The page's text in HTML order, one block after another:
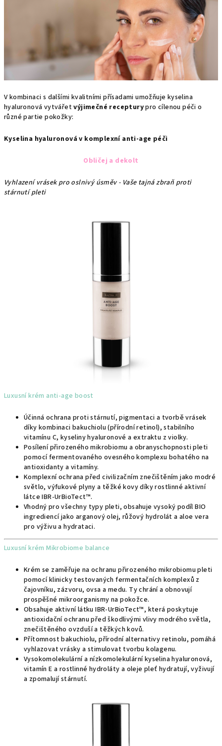
V kombinaci s dalšími kvalitními přísadami umožňuje kyselina
hyaluronová vytvářetvýjimečné recepturypro cílenou péči o
různé partie pokožky:
Kyselina hyaluronová v komplexní anti-age péči
Obličej a dekolt
Vyhlazení vrásek pro oslnivý úsměv - Vaše tajná zbraň proti
stárnutí pleti
Luxusní krém anti-age boost
Účinná ochrana proti stárnutí, pigmentaci a tvorbě vrásek
díky kombinaci bakuchiolu (přírodní retinol), stabilního
vitamínu C, kyseliny hyaluronové a extraktu z violky.
Posílení přirozeného mikrobiomu a obranyschopnosti pleti
pomocí fermentovaného ovesného komplexu bohatého na
antioxidanty a vitamíny.
Komplexní ochrana před civilizačním znečištěním jako modré
světlo, výfukové plyny a těžké kovy díky rostlinné aktivní
látce IBR-UrBioTect™.
Vhodný pro všechny typy pleti, obsahuje vysoký podíl BIO
ingrediencí jako arganový olej, růžový hydrolát a aloe vera
pro výživu a hydrataci.
Luxusní krém Mikrobiome balance
Krém se zaměřuje na ochranu přirozeného mikrobiomu pleti
pomocí klinicky testovaných fermentačních komplexů z
čajovníku, zázvoru, ovsa a medu. Ty chrání a obnovují
prospěšné mikroorganismy na pokožce.
Obsahuje aktivní látku IBR-UrBioTect™, která poskytuje
antioxidační ochranu před škodlivými vlivy modrého světla,
znečištěného ovzduší a těžkých kovů.
Přítomnost bakuchiolu, přírodní alternativy retinolu, pomáhá
vyhlazovat vrásky a stimulovat tvorbu kolagenu.
Vysokomolekulární a nízkomolekulární kyselina hyaluronová,
vitamín E a rostlinné hydroláty a oleje pleť hydratují, vyživují
a zpomalují stárnutí.